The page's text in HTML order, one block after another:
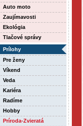
Auto moto
Zaujímavosti
Ekológia
Tlačové správy
Prílohy
Pre ženy
Víkend
Veda
Kariéra
Radíme
Hobby
Príroda-Zvieratá